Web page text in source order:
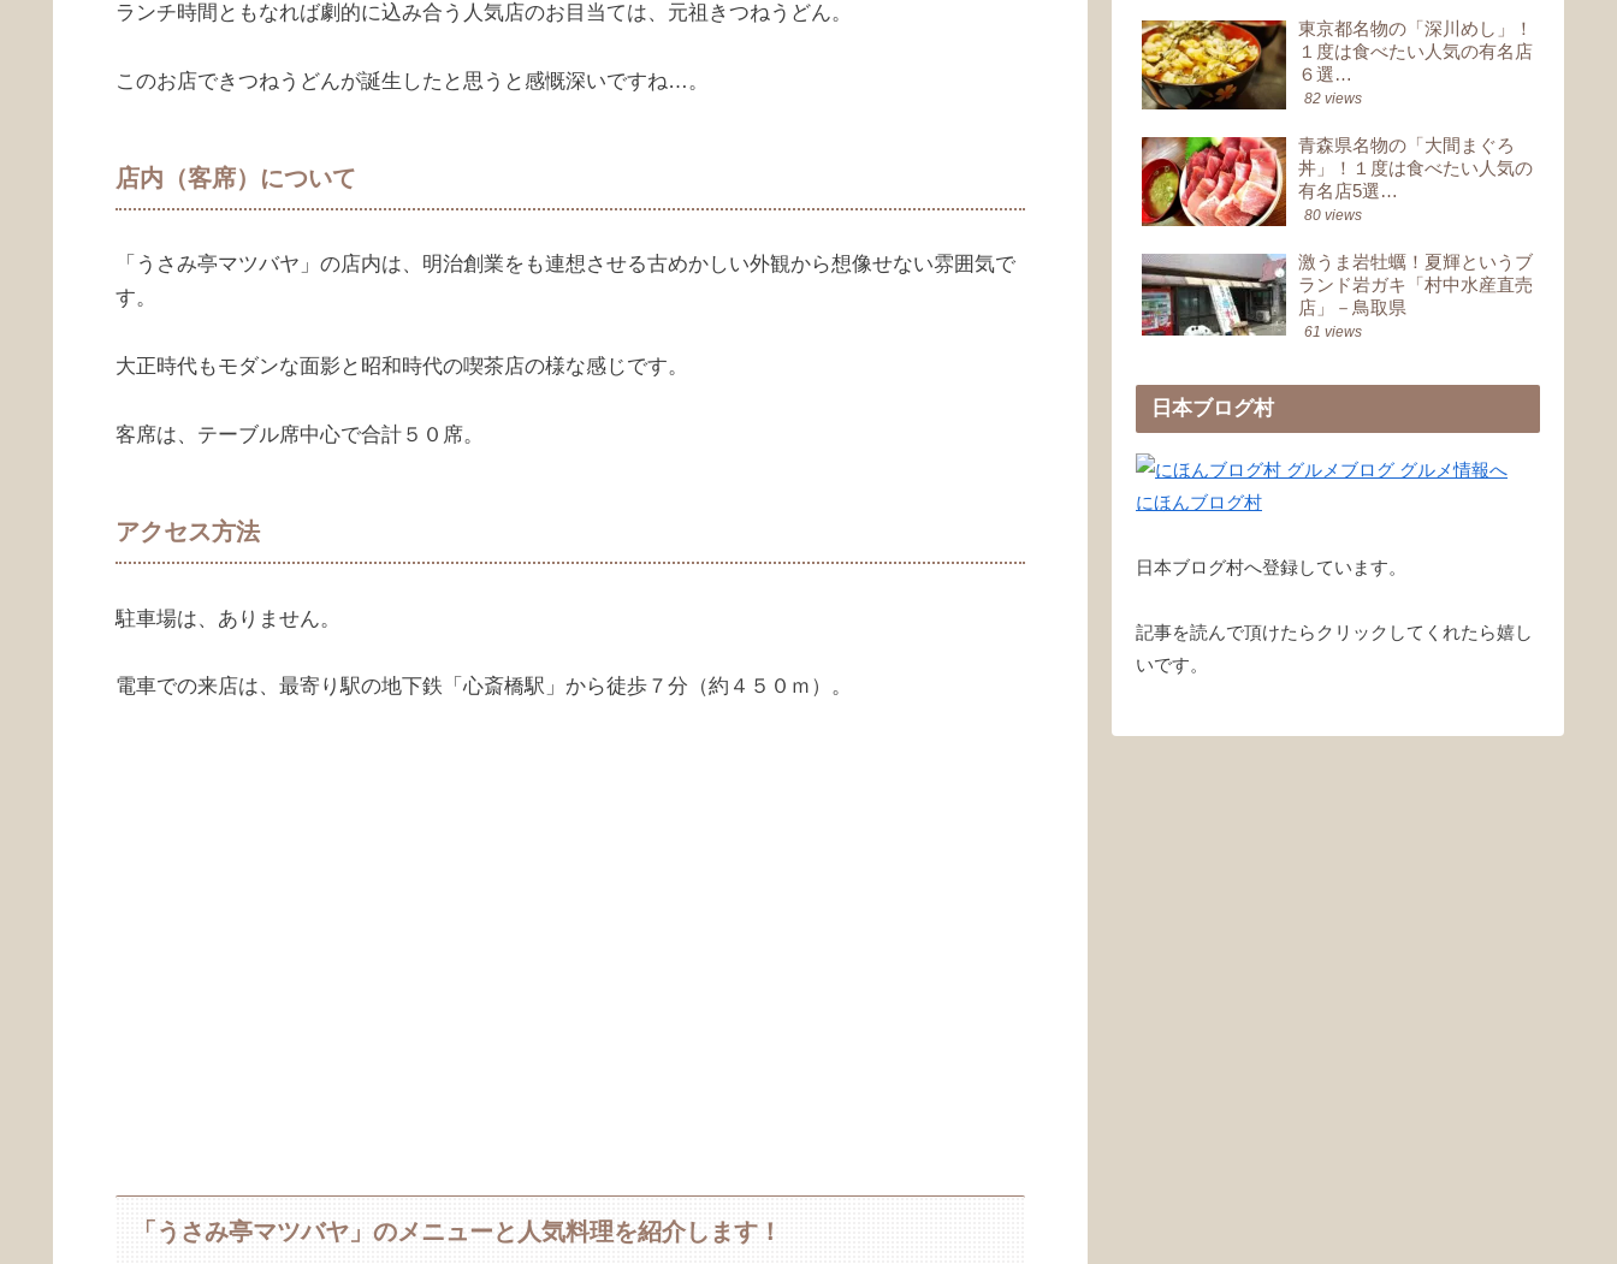
ランチ時間ともなれば劇的に込み合う人気店のお目当ては、元祖きつねうどん。
このお店できつねうどんが誕生したと思うと感慨深いですね…。
店内（客席）について
「うさみ亭マツバヤ」の店内は、明治創業をも連想させる古めかしい外観から想像せない雰囲気で
す。
大正時代もモダンな面影と昭和時代の喫茶店の様な感じです。
客席は、テーブル席中心で合計５０席。
アクセス方法
駐車場は、ありません。
電車での来店は、最寄り駅の地下鉄「心斎橋駅」から徒歩７分（約４５０ｍ）。
「うさみ亭マツバヤ」のメニューと人気料理を紹介します！
東京都名物の「深川めし」！
１度は食べたい人気の有名店
６選…
82 views
青森県名物の「大間まぐろ
丼」！１度は食べたい人気の
有名店5選…
80 views
激うま岩牡蠣！夏輝というブ
ランド岩ガキ「村中水産直売
店」－鳥取県
61 views
日本ブログ村
にほんブログ村
日本ブログ村へ登録しています。
記事を読んで頂けたらクリックしてくれたら嬉し
いです。